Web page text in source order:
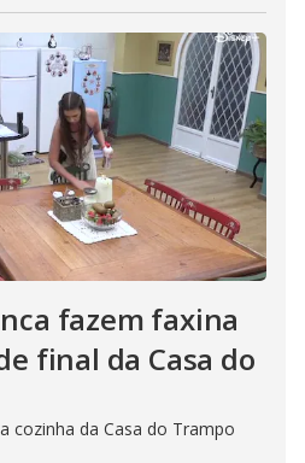
fazem faxina
final da Casa do
cozinha da Casa do Trampo